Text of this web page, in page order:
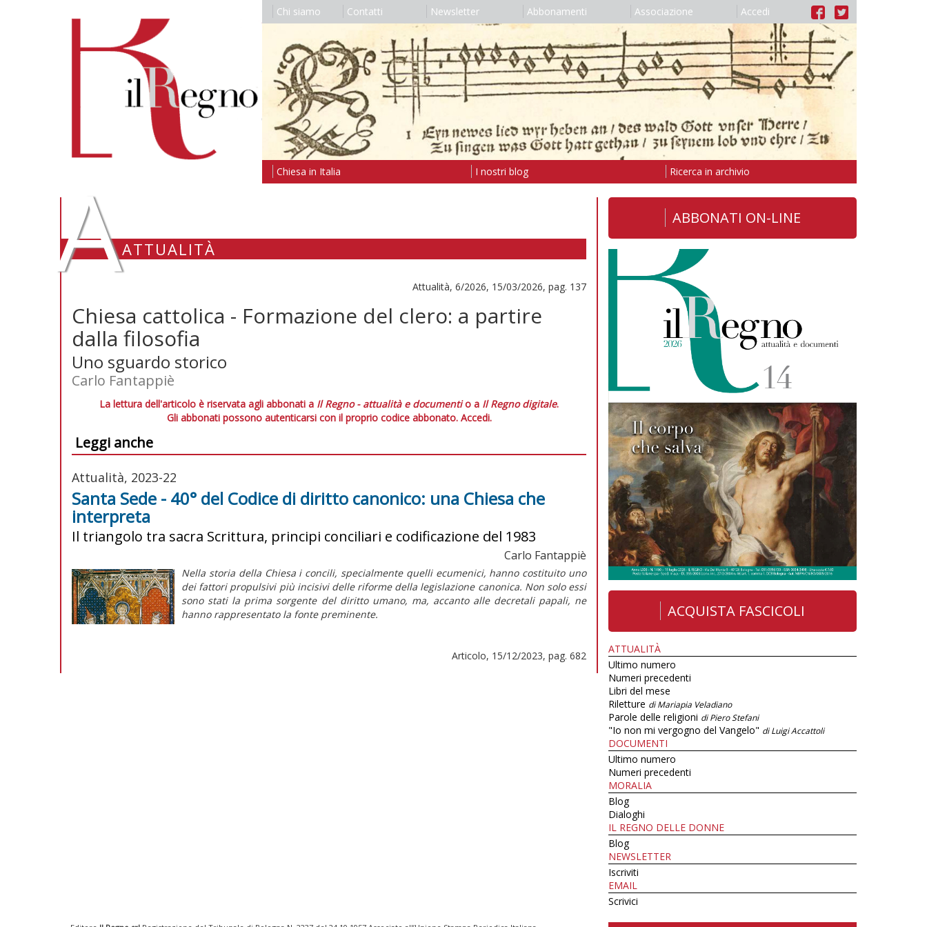
Chi siamo Contatti Newsletter Abbonamenti Associazione Accedi
Chiesa in Italia I nostri blog Ricerca in archivio
AATTUALITÀ
Attualità, 6/2026, 15/03/2026, pag. 137
Chiesa cattolica - Formazione del clero: a partire
dalla filosofia
Uno sguardo storico
Carlo Fantappiè
La lettura dell'articolo è riservata agli abbonati a Il Regno - attualità e documentio a Il Regno digitale.
Gli abbonati possono autenticarsi con il proprio codice abbonato. Accedi.
Leggi anche
Attualità, 2023-22
Santa Sede - 40° del Codice di diritto canonico: una Chiesa che
interpreta
Il triangolo tra sacra Scrittura, principi conciliari e codificazione del 1983
Carlo Fantappiè
Nella storia della Chiesa i concili, specialmente quelli ecumenici, hanno costituito uno
dei fattori propulsivi più incisivi delle riforme della legislazione canonica. Non solo essi
sono stati la prima sorgente del diritto umano, ma, accanto alle decretali papali, ne
hanno rappresentato la fonte preminente.
Articolo, 15/12/2023, pag. 682
ABBONATI ON-LINE
ACQUISTA FASCICOLI
ATTUALITÀ
Ultimo numero
Numeri precedenti
Libri del mese
Riletture di Mariapia Veladiano
Parole delle religioni di Piero Stefani
"Io non mi vergogno del Vangelo" di Luigi Accattoli
DOCUMENTI
Ultimo numero
Numeri precedenti
MORALIA
Blog
Dialoghi
IL REGNO DELLE DONNE
Blog
NEWSLETTER
Iscriviti
EMAIL
Scrivici